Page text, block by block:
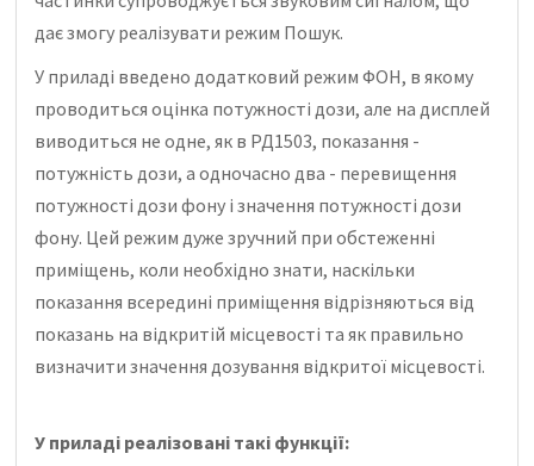
дає змогу реалізувати режим Пошук.
У приладі введено додатковий режим ФОН, в якому
проводиться оцінка потужності дози, але на дисплей
виводиться не одне, як в РД1503, показання -
потужність дози, а одночасно два - перевищення
потужності дози фону і значення потужності дози
фону. Цей режим дуже зручний при обстеженні
приміщень, коли необхідно знати, наскільки
показання всередині приміщення відрізняються від
показань на відкритій місцевості та як правильно
визначити значення дозування відкритої місцевості.
У приладі реалізовані такі функції: